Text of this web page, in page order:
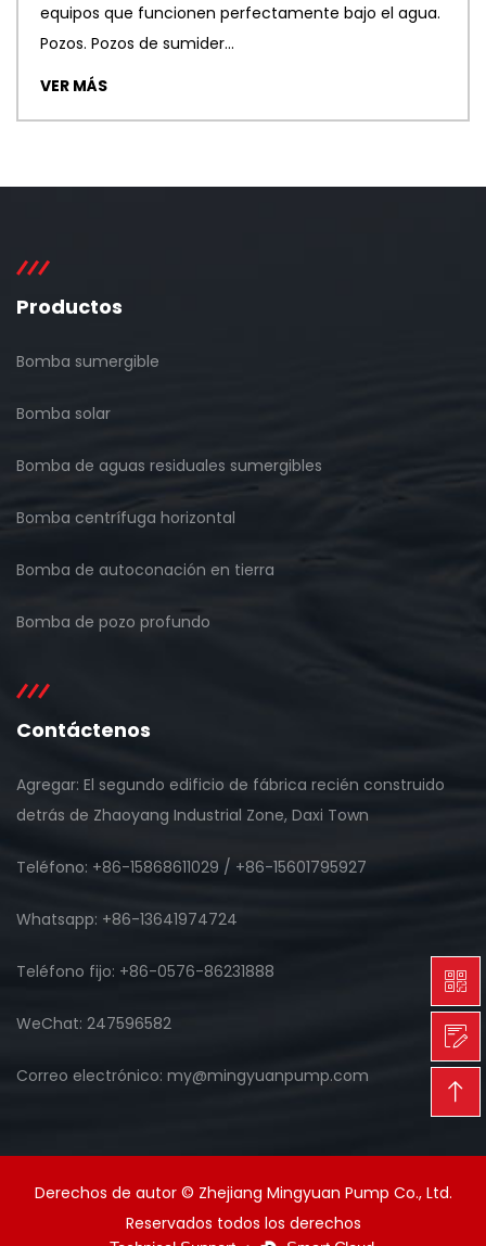
equipos que funcionen perfectamente bajo el agua.
Pozos. Pozos de sumider...
VER MÁS
Productos
Bomba sumergible
Bomba solar
Bomba de aguas residuales sumergibles
Bomba centrífuga horizontal
Bomba de autoconación en tierra
Bomba de pozo profundo
Contáctenos
Agregar: El segundo edificio de fábrica recién construido
detrás de Zhaoyang Industrial Zone, Daxi Town
Teléfono: +86-15868611029 / +86-15601795927
Whatsapp: +86-13641974724
Teléfono fijo: +86-0576-86231888
WeChat: 247596582
Correo electrónico: my@mingyuanpump.com
Derechos de autor © Zhejiang Mingyuan Pump Co., Ltd.
Reservados todos los derechos